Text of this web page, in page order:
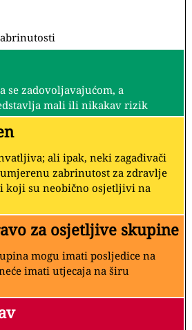
se zadovoljavajućom, a
mali ili nikakav rizik
ali ipak, neki zagađivači
zabrinutost za zdravlje
koji su neobično osjetljivi na
za osjetljive skupine
mogu imati posljedice na
imati utjecaja na širu